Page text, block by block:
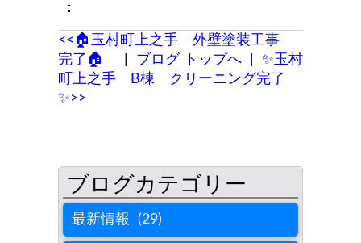
：
<<🏠玉村町上之手 外壁塗装工事
完了🏠
ブログ トップへ
✨玉村
町上之手 B棟 クリーニング完了
✨>>
最新情報 (29)